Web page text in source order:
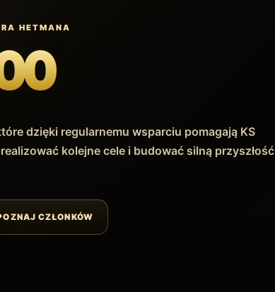
HETMANA
dzięki regularnemu wsparciu pomagają KS
kolejne cele i budować silną przyszłość
CZŁONKÓW